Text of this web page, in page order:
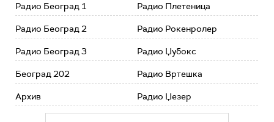
Радио Београд 1
Радио Београд 2
Радио Београд 3
Београд 202
Архив
Радио Плетеница
Радио Рокенролер
Радио Џубокс
Радио Вртешка
Радио Џезер